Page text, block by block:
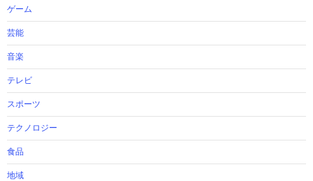
ゲーム
芸能
音楽
テレビ
スポーツ
テクノロジー
食品
地域